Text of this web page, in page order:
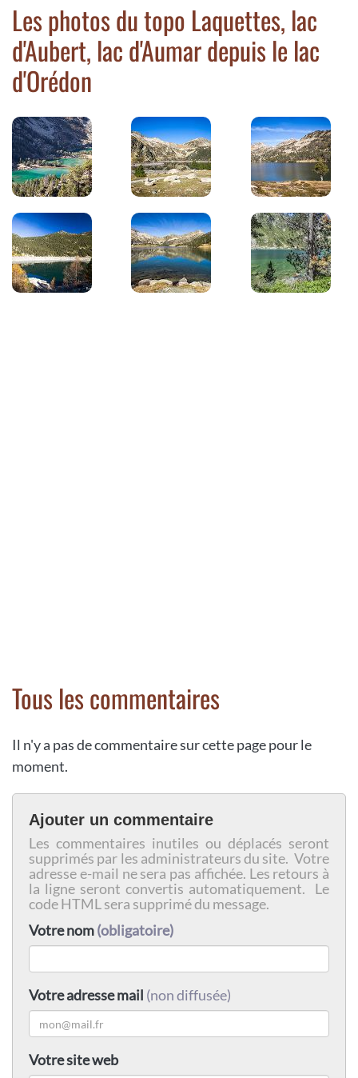
Les photos du topo Laquettes, lac
d'Aubert, lac d'Aumar depuis le lac
d'Orédon
Tous les commentaires
Il n'y a pas de commentaire sur cette page pour le
moment.
Ajouter un commentaire
Les commentaires inutiles ou déplacés seront
supprimés par les administrateurs du site. Votre
adresse e-mail ne sera pas affichée. Les retours à
la ligne seront convertis automatiquement. Le
code HTML sera supprimé du message.
Votre nom(obligatoire)
Votre adresse mail (non diffusée)
Votre site web